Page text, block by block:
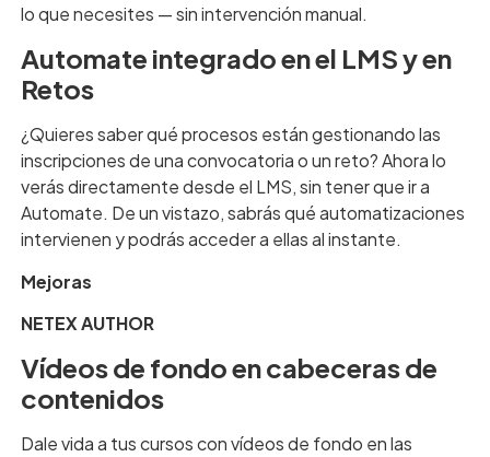
lo que necesites — sin intervención manual.
Automate integrado en el LMS y en
Retos
¿Quieres saber qué procesos están gestionando las
inscripciones de una convocatoria o un reto? Ahora lo
verás directamente desde el LMS, sin tener que ir a
Automate. De un vistazo, sabrás qué automatizaciones
intervienen y podrás acceder a ellas al instante.
Mejoras
NETEX AUTHOR
Vídeos de fondo en cabeceras de
contenidos
Dale vida a tus cursos con vídeos de fondo en las